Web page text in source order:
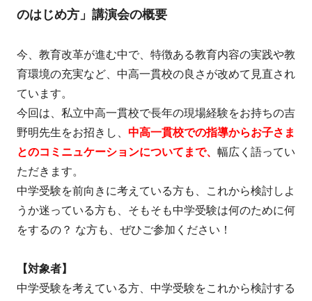
のはじめ方」講演会の概要
今、教育改革が進む中で、特徴ある教育内容の実践や教
育環境の充実など、中高一貫校の良さが改めて見直され
ています。
今回は、私立中高一貫校で長年の現場経験をお持ちの吉
野明先生をお招きし、 中高一貫校での指導からお子さま
とのコミニュケーションについてまで、 幅広く語ってい
ただきます。
中学受験を前向きに考えている方も、これから検討しよ
うか迷っている方も、そもそも中学受験は何のために何
をするの？ な方も、ぜひご参加ください！
【対象者】
中学受験を考えている方、中学受験をこれから検討する